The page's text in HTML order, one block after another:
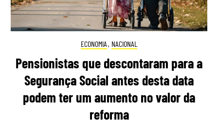
ECONOMIA , NACIONAL
Pensionistas que descontaram para a
Segurança Social antes desta data
podem ter um aumento no valor da
reforma